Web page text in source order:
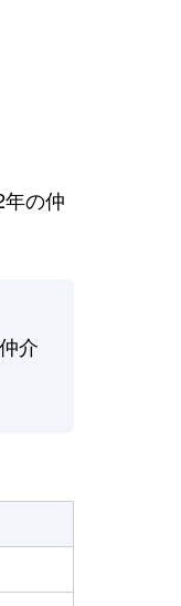
の仲
介